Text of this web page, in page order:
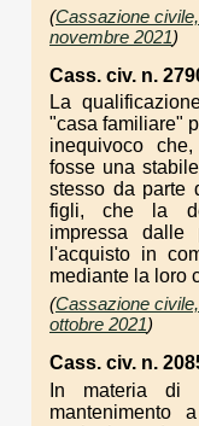
(Cassazione
novembre 2021)
Cass. civ. n.
La
"casa familiare"
inequivoco
fosse una
stesso da parte
figli, che la
impressa
l'acquisto in
mediante la loro
(Cassazione
ottobre 2021)
Cass. civ. n.
In materia di
mantenimento